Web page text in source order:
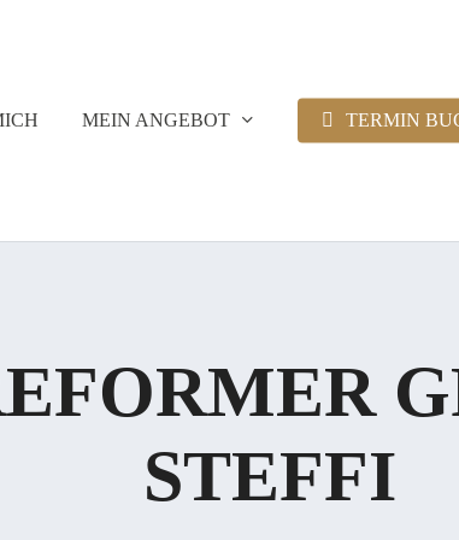
MEIN ANGEBOT TERMIN
STEFFI